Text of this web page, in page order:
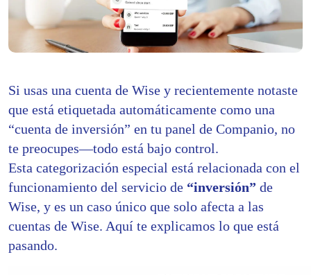
Si usas una cuenta de Wise y recientemente notaste
que está etiquetada automáticamente como una
“cuenta de inversión” en tu panel de Companio, no
te preocupes—todo está bajo control.
Esta categorización especial está relacionada con el
funcionamiento del servicio de “inversión” de
Wise, y es un caso único que solo afecta a las
cuentas de Wise. Aquí te explicamos lo que está
pasando.